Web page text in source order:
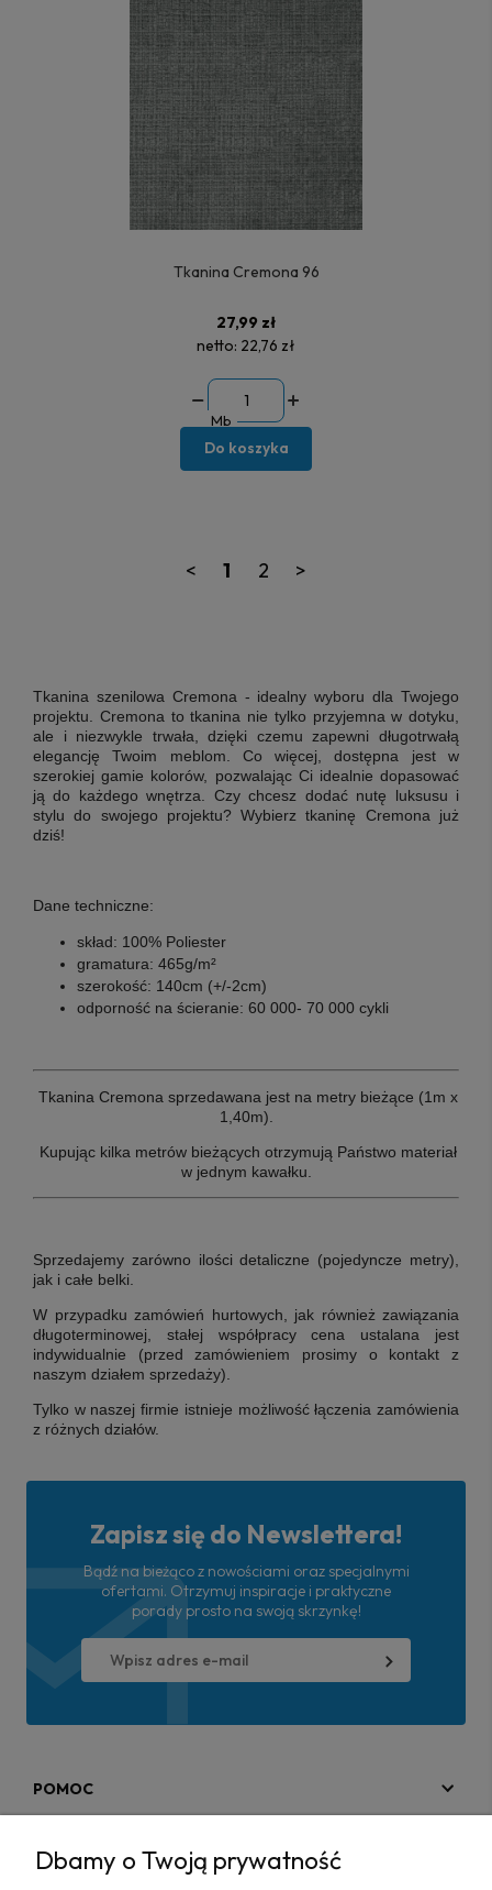
Tkanina Cremona 96
27,99 zł
netto: 22,76 zł
Mb
Do koszyka
< 1 2 >
Tkanina szenilowa Cremona - idealny wyboru dla Twojego
projektu. Cremona to tkanina nie tylko przyjemna w dotyku,
ale i niezwykle trwała, dzięki czemu zapewni długotrwałą
elegancję Twoim meblom. Co więcej, dostępna jest w
szerokiej gamie kolorów, pozwalając Ci idealnie dopasować
ją do każdego wnętrza. Czy chcesz dodać nutę luksusu i
stylu do swojego projektu? Wybierz tkaninę Cremona już
dziś!
Dane techniczne:
skład: 100% Poliester
gramatura: 465g/m²
szerokość: 140cm (+/-2cm)
odporność na ścieranie: 60 000- 70 000 cykli
Tkanina Cremona sprzedawana jest na metry bieżące (1m x
1,40m).
Kupując kilka metrów bieżących otrzymują Państwo materiał
w jednym kawałku.
Sprzedajemy zarówno ilości detaliczne (pojedyncze metry),
jak i całe belki.
W przypadku zamówień hurtowych, jak również zawiązania
długoterminowej, stałej współpracy cena ustalana jest
indywidualnie (przed zamówieniem prosimy o kontakt z
naszym działem sprzedaży).
Tylko w naszej firmie istnieje możliwość łączenia zamówienia
z różnych działów.
Zapisz się do Newslettera!
Bądź na bieżąco z nowościami oraz specjalnymi
ofertami. Otrzymuj inspiracje i praktyczne
porady prosto na swoją skrzynkę!
POMOC
Dbamy o Twoją prywatność